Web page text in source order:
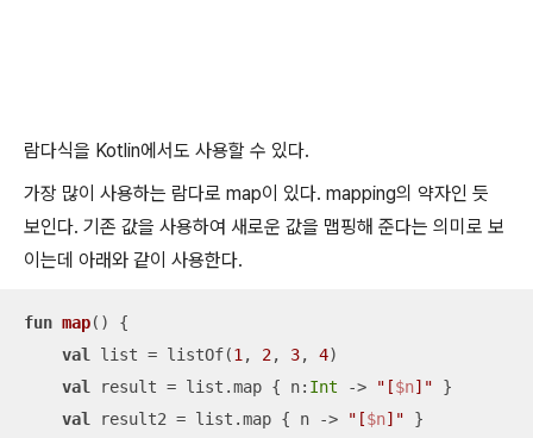
람다식을 Kotlin에서도 사용할 수 있다.
가장 많이 사용하는 람다로 map이 있다. mapping의 약자인 듯
보인다. 기존 값을 사용하여 새로운 값을 맵핑해 준다는 의미로 보
이는데 아래와 같이 사용한다.
fun map()
{
val
list = listOf(1 , 2, 3, 4)
val
result = list.map { n: Int -> "[$n]" }
val
result2 = list.map { n -> "[$n]" }